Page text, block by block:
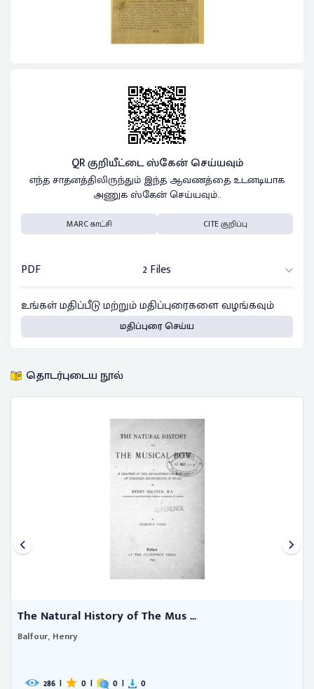
QR குறியீட்டை ஸ்கேன் செய்யவும்
எந்த சாதனத்திலிருந்தும் இந்த ஆவணத்தை உடனடியாக
அணுக ஸ்கேன் செய்யவும்..
MARC காட்சி CITE குறிப்பு
PDF
2 Files
உங்கள் மதிப்பீடு மற்றும் மதிப்புரைகளை வழங்கவும்
மதிப்புரை செய்ய
தொடர்புடைய நூல்
Outlines of Natural Philosophy
Playfair, John
347 0 |